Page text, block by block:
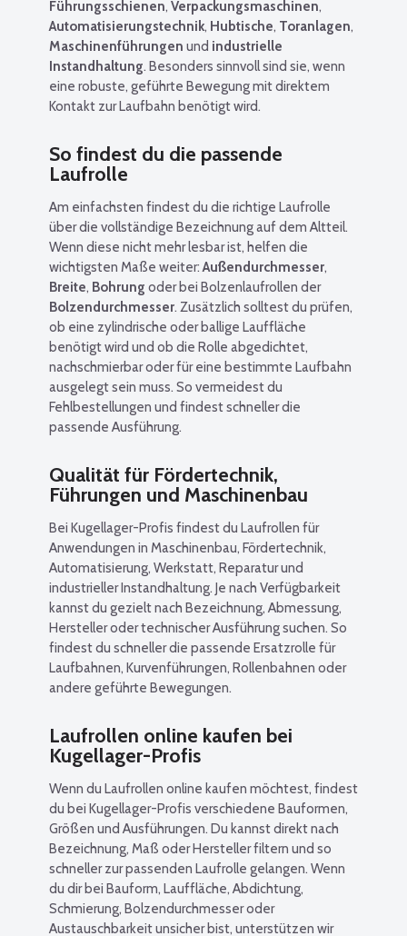
Führungsschienen, Verpackungsmaschinen,
Automatisierungstechnik, Hubtische, Toranlagen,
Maschinenführungen und industrielle
Instandhaltung. Besonders sinnvoll sind sie, wenn
eine robuste, geführte Bewegung mit direktem
Kontakt zur Laufbahn benötigt wird.
So findest du die passende
Laufrolle
Am einfachsten findest du die richtige Laufrolle
über die vollständige Bezeichnung auf dem Altteil.
Wenn diese nicht mehr lesbar ist, helfen die
wichtigsten Maße weiter:Außendurchmesser,
Breite, Bohrung oder bei Bolzenlaufrollen der
Bolzendurchmesser. Zusätzlich solltest du prüfen,
ob eine zylindrische oder ballige Lauffläche
benötigt wird und ob die Rolle abgedichtet,
nachschmierbar oder für eine bestimmte Laufbahn
ausgelegt sein muss. So vermeidest du
Fehlbestellungen und findest schneller die
passende Ausführung.
Qualität für Fördertechnik,
Führungen und Maschinenbau
Bei Kugellager-Profis findest du Laufrollen für
Anwendungen in Maschinenbau, Fördertechnik,
Automatisierung, Werkstatt, Reparatur und
industrieller Instandhaltung. Je nach Verfügbarkeit
kannst du gezielt nach Bezeichnung, Abmessung,
Hersteller oder technischer Ausführung suchen. So
findest du schneller die passende Ersatzrolle für
Laufbahnen, Kurvenführungen, Rollenbahnen oder
andere geführte Bewegungen.
Laufrollen online kaufen bei
Kugellager-Profis
Wenn du Laufrollen online kaufen möchtest, findest
du bei Kugellager-Profis verschiedene Bauformen,
Größen und Ausführungen. Du kannst direkt nach
Bezeichnung, Maß oder Hersteller filtern und so
schneller zur passenden Laufrolle gelangen. Wenn
du dir bei Bauform, Lauffläche, Abdichtung,
Schmierung, Bolzendurchmesser oder
Austauschbarkeit unsicher bist, unterstützen wir